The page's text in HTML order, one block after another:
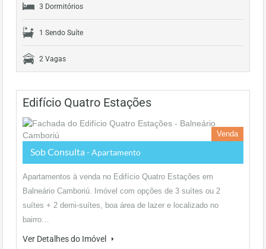
3 Dormitórios
1 Sendo Suíte
2 Vagas
Edifício Quatro Estações
Venda
Sob Consulta - Apartamento
Apartamentos à venda no Edifício Quatro Estações em
Balneário Camboriú. Imóvel com opções de 3 suítes ou 2
suítes + 2 demi-suítes, boa área de lazer e localizado no
bairro…
Ver Detalhes do Imóvel